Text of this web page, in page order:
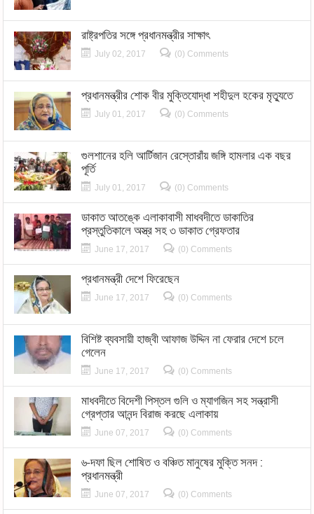
রাষ্ট্রপতির সঙ্গে প্রধানমন্ত্রীর সাক্ষাৎ
July 02, 2017 (0) Comments
প্রধানমন্ত্রীর শোক বীর মুক্তিযোদ্ধা শহীদুল হকের মৃত্যুতে
July 01, 2017 (0) Comments
গুলশানের হলি আর্টিজান রেস্তোরাঁয় জঙ্গি হামলার এক বছর
পূর্তি
July 01, 2017 (0) Comments
ডাকাত আতঙ্কে এলাকাবাসী মাধবদীতে ডাকাতির
প্রস্তুতিকালে অস্ত্র সহ ৩ ডাকাত গ্রেফতার
June 17, 2017 (0) Comments
প্রধানমন্ত্রী দেশে ফিরেছেন
June 17, 2017 (0) Comments
বিশিষ্ট ব্যবসায়ী হাজ্বী আফাজ উদ্দিন না ফেরার দেশে চলে
গেলেন
June 17, 2017 (0) Comments
মাধবদীতে বিদেশী পিস্তল গুলি ও ম্যাগজিন সহ সন্ত্রাসী
গ্রেপ্তার আনন্দ বিরাজ করছে এলাকায়
June 07, 2017 (0) Comments
৬-দফা ছিল শোষিত ও বঞ্চিত মানুষের মুক্তি সনদ :
প্রধানমন্ত্রী
June 07, 2017 (0) Comments